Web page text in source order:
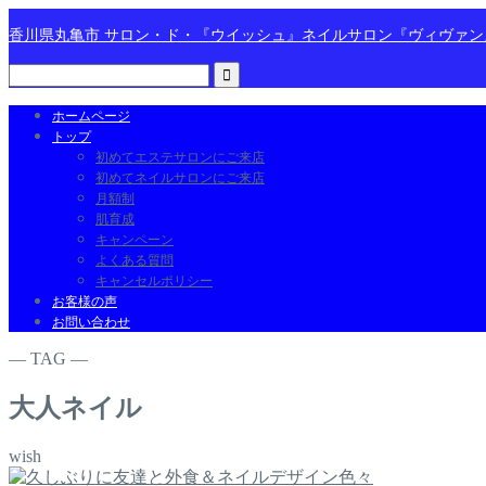
香川県丸亀市 サロン・ド・『ウイッシュ』ネイルサロン『ヴィヴァ
ホームページ
トップ
初めてエステサロンにご来店
初めてネイルサロンにご来店
月額制
肌育成
キャンペーン
よくある質問
キャンセルポリシー
お客様の声
お問い合わせ
― TAG ―
大人ネイル
wish